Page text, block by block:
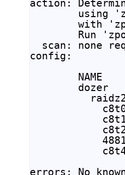
action:
using
with
Run
scan: none
config:
NAME
dozer
errors: No